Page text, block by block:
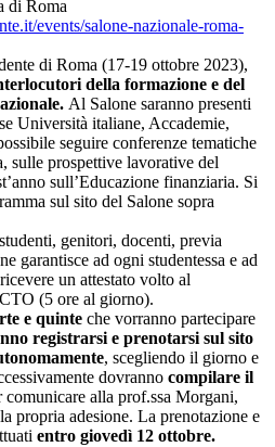
di Roma
events/salone-nazionale-roma-
di Roma (17-19 ottobre 2023),
della formazione e del
Al Salone saranno presenti
Università italiane, Accademie,
seguire conferenze tematiche
sulle prospettive lavorative del
sull’Educazione finanziaria. Si
sul sito del Salone sopra
genitori, docenti, previa
garantisce ad ogni studentessa e ad
un attestato volto al
(5 ore al giorno).
e quinte che vorranno partecipare
registrarsi e prenotarsi sul sito
, scegliendo il giorno e
dovranno compilare il
comunicare alla prof.ssa Morgani,
propria adesione. La prenotazione e
entro giovedì 12 ottobre.